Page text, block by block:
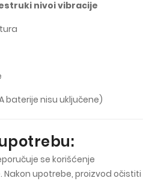
nivoi vibracije
baterije nisu uključene)
se korišćenje
. Nakon upotrebe, proizvod očistiti